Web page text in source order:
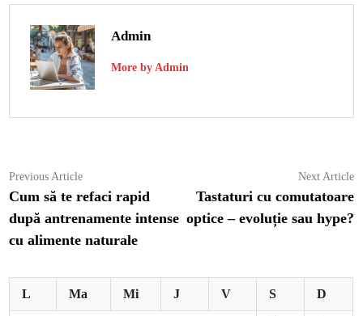
Admin
More by Admin
Navigare
în
articole
Previous ArticlePrevious
article:
Cum să te refaci rapid
după antrenamente intense
cu alimente naturale
Next Article
Tastaturi cu comutatoare
optice – evoluție sau hype?
L Ma Mi J V S D